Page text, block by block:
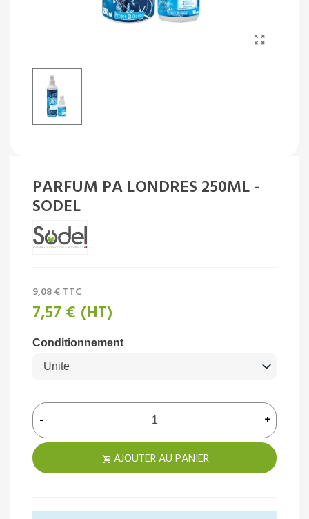
PARFUM PA LONDRES 250ML -
SODEL
9,08 € TTC
7,57 € (HT)
Conditionnement
- +
AJOUTER AU PANIER